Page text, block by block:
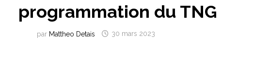
programmation du TNG
par Mattheo Detais 30 mars 2023